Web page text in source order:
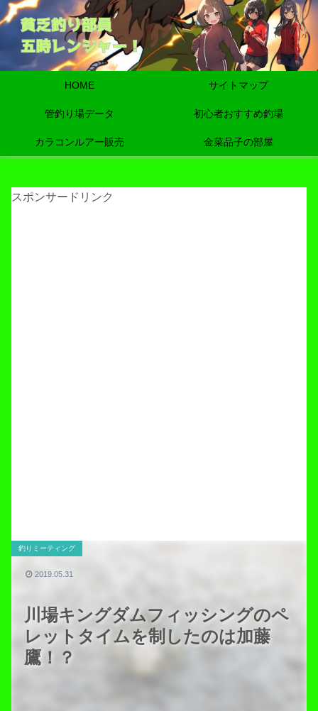
HOME サイトマップ
管釣り場データ 初心者おすすめ釣場
カラコンルアー販売 金菜品子の部屋
スポンサードリンク
川場キングダムフィッシングのペ
レットタイムを制したのは加藤
鷹！？
釣りミーティング
2019.05.31